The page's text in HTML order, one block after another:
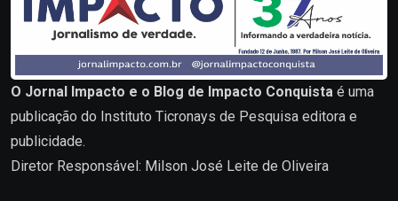
O Jornal Impacto e o Blog de Impacto Conquista é uma
publicação do Instituto Ticronays de Pesquisa editora e
publicidade.
Diretor Responsável: Milson José Leite de Oliveira